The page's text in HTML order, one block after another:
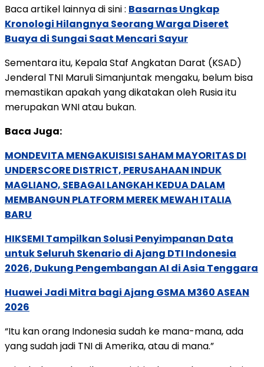
Baca artikel lainnya di sini : Basarnas Ungkap
Kronologi Hilangnya Seorang Warga Diseret
Buaya di Sungai Saat Mencari Sayur
Sementara itu, Kepala Staf Angkatan Darat (KSAD)
Jenderal TNI Maruli Simanjuntak mengaku, belum bisa
memastikan apakah yang dikatakan oleh Rusia itu
merupakan WNI atau bukan.
Baca Juga:
MONDEVITA MENGAKUISISI SAHAM MAYORITAS DI
UNDERSCORE DISTRICT, PERUSAHAAN INDUK
MAGLIANO, SEBAGAI LANGKAH KEDUA DALAM
MEMBANGUN PLATFORM MEREK MEWAH ITALIA
BARU
HIKSEMI Tampilkan Solusi Penyimpanan Data
untuk Seluruh Skenario di Ajang DTI Indonesia
2026, Dukung Pengembangan AI di Asia Tenggara
Huawei Jadi Mitra bagi Ajang GSMA M360 ASEAN
2026
“Itu kan orang Indonesia sudah ke mana-mana, ada
yang sudah jadi TNI di Amerika, atau di mana.”